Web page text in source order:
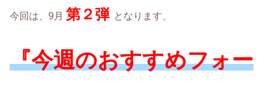
今回は、9月 第２弾 となります、
『今週のおすすめフォー